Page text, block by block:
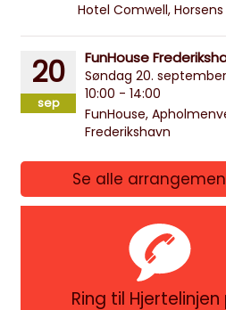
Hotel Comwell, Horsens
20
sep
FunHouse
Søndag 20.
10:00 - 14:00
FunHouse,
Frederikshavn
Se alle
Ring til